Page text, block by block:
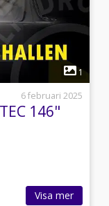
1
6 februari 2025
146"
Visa mer